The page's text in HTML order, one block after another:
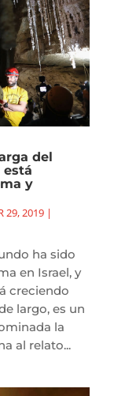
del
está
y
29, 2019|
ha sido
en Israel, y
creciendo
largo, es un
la
al relato...